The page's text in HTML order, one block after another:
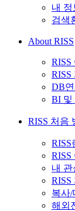
내 정
검색
About RISS
RISS
RISS
DB
BI 및
RISS 처음
RISS
RISS
내 관
RISS
복사/
해외